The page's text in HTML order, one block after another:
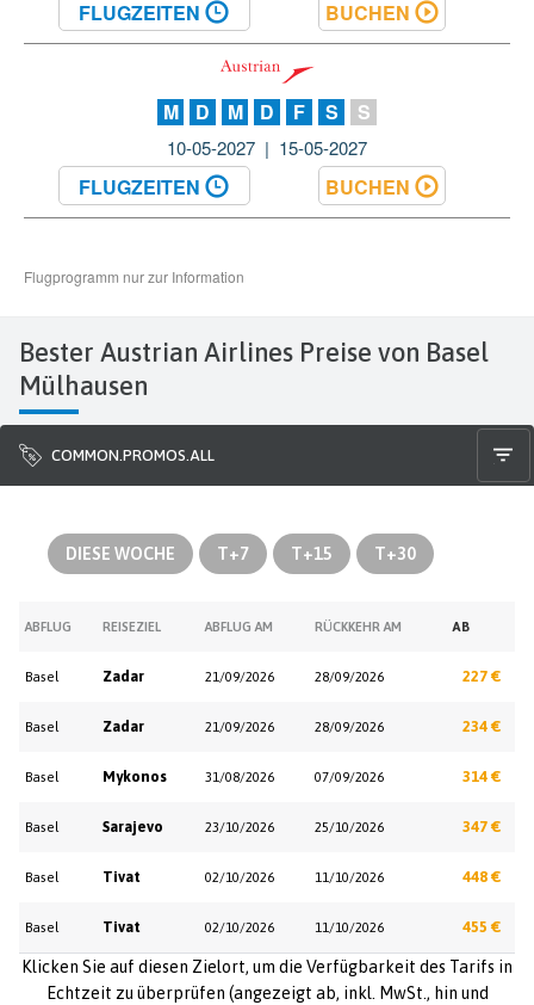
Bester Austrian Airlines Preise von Basel
Mülhausen
COMMON.PROMOS.ALL
DIESE WOCHE T+7 T+15 T+30
ABFLUG REISEZIEL ABFLUG AM RÜCKKEHR AM AB
Basel Zadar 21/09/2026 28/09/2026 227 €
Basel Zadar 21/09/2026 28/09/2026 234 €
Basel Mykonos 31/08/2026 07/09/2026 314 €
Basel Sarajevo 23/10/2026 25/10/2026 347 €
Basel Tivat 02/10/2026 11/10/2026 448 €
Basel Tivat 02/10/2026 11/10/2026 455 €
Klicken Sie auf diesen Zielort, um die Verfügbarkeit des Tarifs in
Echtzeit zu überprüfen (angezeigt ab, inkl. MwSt., hin und